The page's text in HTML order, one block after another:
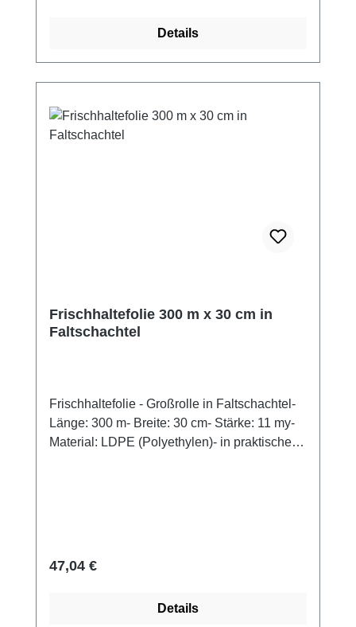
Details
Frischhaltefolie 300 m x 30 cm in
Faltschachtel
Frischhaltefolie - Großrolle in Faltschachtel-
Länge: 300 m- Breite: 30 cm- Stärke: 11 my-
Material: LDPE (Polyethylen)- in praktischer
Regulärer Preis:
47,04 €
Details